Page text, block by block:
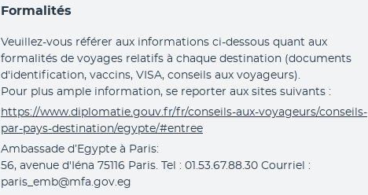
Formalités
Veuillez-vous référer aux informations ci-dessous quant aux
formalités de voyages relatifs à chaque destination (documents
d'identification, vaccins, VISA, conseils aux voyageurs).
Pour plus ample information, se reporter aux sites suivants :
https://www.diplomatie.gouv.fr/fr/conseils-aux-voyageurs/conseils-
par-pays-destination/egypte/#entree
Ambassade d’Egypte à Paris:
56, avenue d'Iéna 75116 Paris. Tel : 01.53.67.88.30 Courriel :
paris_emb@mfa.gov.eg